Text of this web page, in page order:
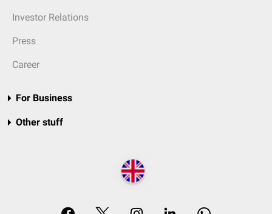
Investor Relations
Press
Career
For Business
Other stuff